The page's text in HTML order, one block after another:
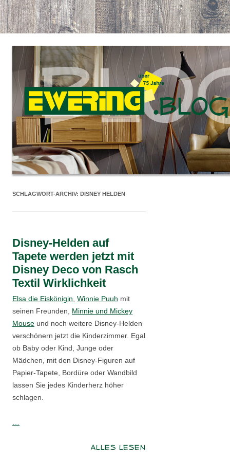
SCHLAGWORT-ARCHIV: DISNEY HELDEN
Disney-Helden auf
Tapete werden jetzt mit
Disney Deco von Rasch
Textil Wirklichkeit
Elsa die Eiskönigin Winnie Puuh mit
seinen Freunden, Minnie und Mickey
Mouse und noch weitere Disney-Helden
verschönern jetzt die Kinderzimmer. Egal
ob Baby oder Kind, Junge oder
Mädchen, mit den Disney-Figuren auf
Papier-Tapete, Bordüre oder Wandbild
lassen Sie jedes Kinderherz höher
schlagen.
ALLES LESEN